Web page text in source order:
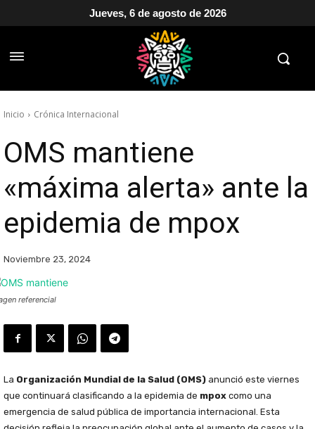
Jueves, 6 de agosto de 2026
Inicio Crónica Internacional
OMS mantiene
«máxima alerta» ante la
epidemia de mpox
Noviembre 23, 2024
referencial
La Organización Mundial de la Salud (OMS) anunció este viernes
que continuará clasificando a la epidemia de mpox como una
emergencia de salud pública de importancia internacional. Esta